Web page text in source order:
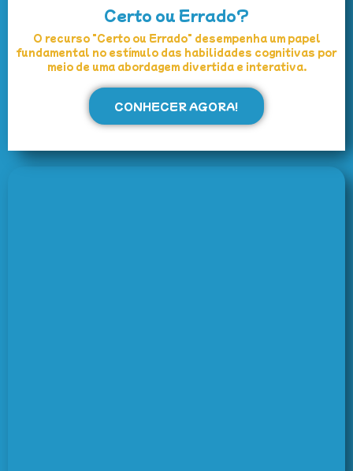
Certo ou Errado?
O recurso "Certo ou Errado" desempenha um papel
fundamental no estímulo das habilidades cognitivas por
meio de uma abordagem divertida e interativa.
CONHECER AGORA!